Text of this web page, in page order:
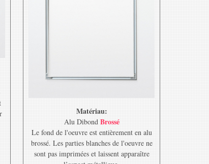
Matériau:
Alu Dibond Brossé
Le fond de l'oeuvre est entièrement en alu
brossé. Les parties blanches de l'oeuvre ne
sont pas imprimées et laissent apparaître